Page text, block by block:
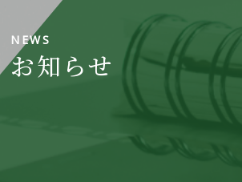
NEWS
お知らせ